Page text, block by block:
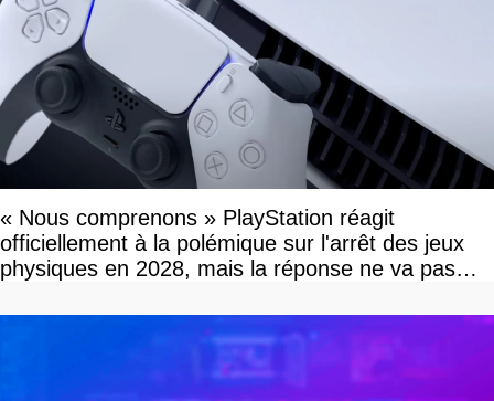
« Nous comprenons » PlayStation réagit
officiellement à la polémique sur l'arrêt des jeux
physiques en 2028, mais la réponse ne va pas